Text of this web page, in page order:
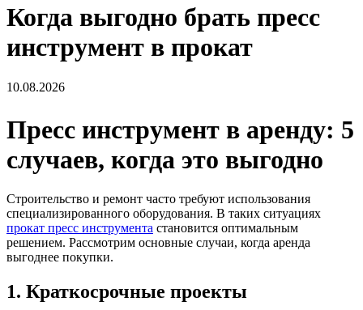
Когда выгодно брать пресс
инструмент в прокат
10.08.2026
Пресс инструмент в аренду: 5
случаев, когда это выгодно
Строительство и ремонт часто требуют использования
специализированного оборудования. В таких ситуациях
прокат пресс инструмента становится оптимальным
решением. Рассмотрим основные случаи, когда аренда
выгоднее покупки.
1. Краткосрочные проекты